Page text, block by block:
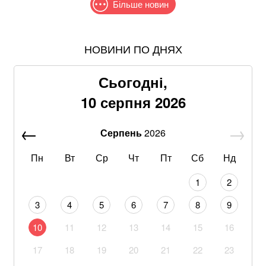
Більше новин
Дрони атакували Нижньокамський НПЗ у
Україна посилює оборону Чорнобиля на тлі загрози
повторного наступу росіян – ЗМІ
Зеленський: США домовилися щомісяця постачати
Росія нарощує ракетний терор: якою є загроза
Работоргівля під виглядом працевлаштування:
КНДР постачає жінок до РФ
Британія закликала союзників посилити ППО
НОВИНИ ПО ДНЯХ
Сьогодні,
10 серпня 2026
Серпень2026
Пн
Вт Ср Чт Пт Сб Нд
1
2
3
4 5 6 7 8
9
10
11 12 13 14 15
16
17
18 19 20 21 22
23